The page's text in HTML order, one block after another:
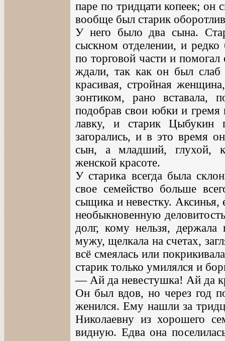
паре по тридцати копеек; он
вообще был старик
У него было два сына.
сыскном отделении, и
по торговой части и
ждали, так как он был слаб
красивая, стройная
зонтиком, рано вставала,
подобрав свои юбки и
лавку, и старик Цыбукин
загорались, и в это время
сын, а младший, глухой,
женской красоте.
У старика всегда была
свое семейство больше
сыщика и невестку. Аксинья,
необыкновенную
долг, кому нельзя,
мужу, щелкала на счетах,
всё смеялась или
старик только умилялся и
— Ай да невестушка! Ай да
Он был вдов, но через год
женился. Ему нашли за
Николаевну из хорошего
видную. Едва она